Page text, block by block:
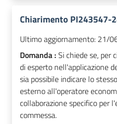
Chiarimento PI243547-
Ultimo aggiornamento: 21/
Domanda : Si chiede se, per
di esperto nell'applicazione
sia possibile indicare lo
esterno all'operatore
collaborazione specifico per
commessa.